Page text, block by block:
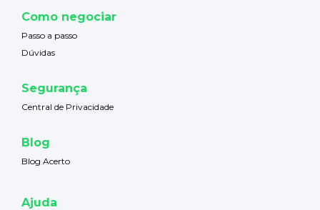
Como negociar
Passo a passo
Dúvidas
Segurança
Central de Privacidade
Blog
Blog Acerto
Ajuda